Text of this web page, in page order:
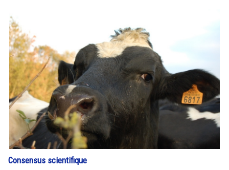
Consensus scientifique